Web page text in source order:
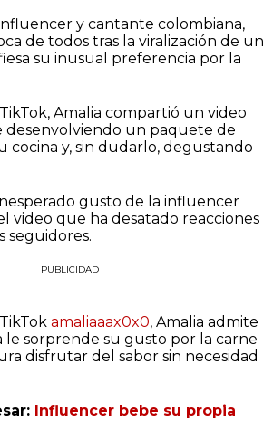
y cantante colombiana,
de todos tras la viralización de un
su inusual preferencia por la
Amalia compartió un video
desenvolviendo un paquete de
cocina y, sin dudarlo, degustando
gusto de la influencer
video que ha desatado reacciones
seguidores.
PUBLICIDAD
amaliaaax0x0, Amalia admite
le sorprende su gusto por la carne
disfrutar del sabor sin necesidad
Influencer bebe su propia